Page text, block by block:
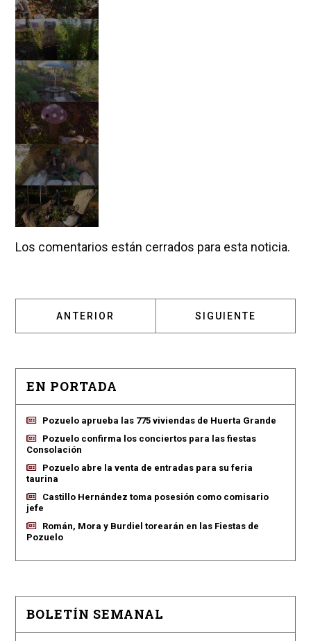
Los comentarios están cerrados para esta noticia.
ARTÍCULO ANTERIOR: MIDAS INAUGURA UN
ANTERIOR ARTÍCULO
SIGUIENTE
EN PORTADA
Pozuelo aprueba las 775 viviendas de Huerta Grande
Pozuelo confirma los conciertos para las fiestas
Consolación
Pozuelo abre la venta de entradas para su feria
taurina
Castillo Hernández toma posesión como comisario
jefe
Román, Mora y Burdiel torearán en las Fiestas de
Pozuelo
BOLETÍN SEMANAL